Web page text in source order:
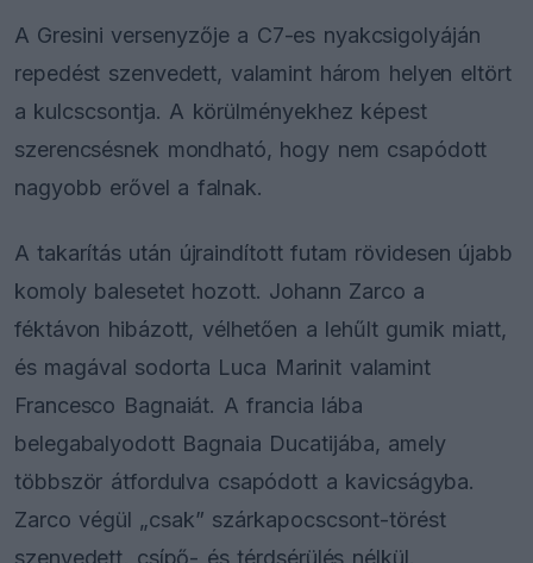
A Gresini versenyzője a C7-es nyakcsigolyáján
repedést szenvedett, valamint három helyen eltört
a kulcscsontja. A körülményekhez képest
szerencsésnek mondható, hogy nem csapódott
nagyobb erővel a falnak.
A takarítás után újraindított futam rövidesen újabb
komoly balesetet hozott. Johann Zarco a
féktávon hibázott, vélhetően a lehűlt gumik miatt,
és magával sodorta Luca Marinit valamint
Francesco Bagnaiát. A francia lába
belegabalyodott Bagnaia Ducatijába, amely
többször átfordulva csapódott a kavicságyba.
Zarco végül „csak” szárkapocscsont-törést
szenvedett, csípő- és térdsérülés nélkül.